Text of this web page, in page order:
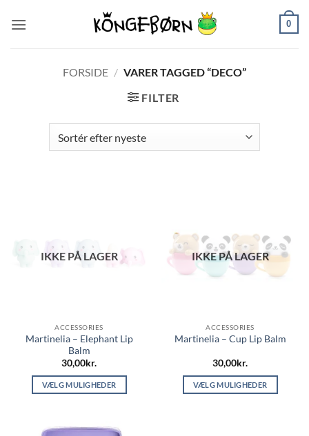
0
FORSIDE / VARER TAGGED “DECO”
FILTER
IKKE PÅ LAGER
ACCESSORIES
Martinelia – Elephant Lip
Balm
30,00kr.
VÆLG MULIGHEDER
har
IKKE PÅ LAGER
ACCESSORIES
Martinelia – Cup Lip Balm
30,00kr.
VÆLG MULIGHEDER